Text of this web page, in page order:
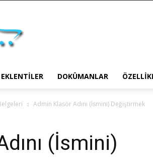
EKLENTILER DOKÜMANLAR
Admin Klasör Adını (İsmini) Değiştirmek
(İsmini)